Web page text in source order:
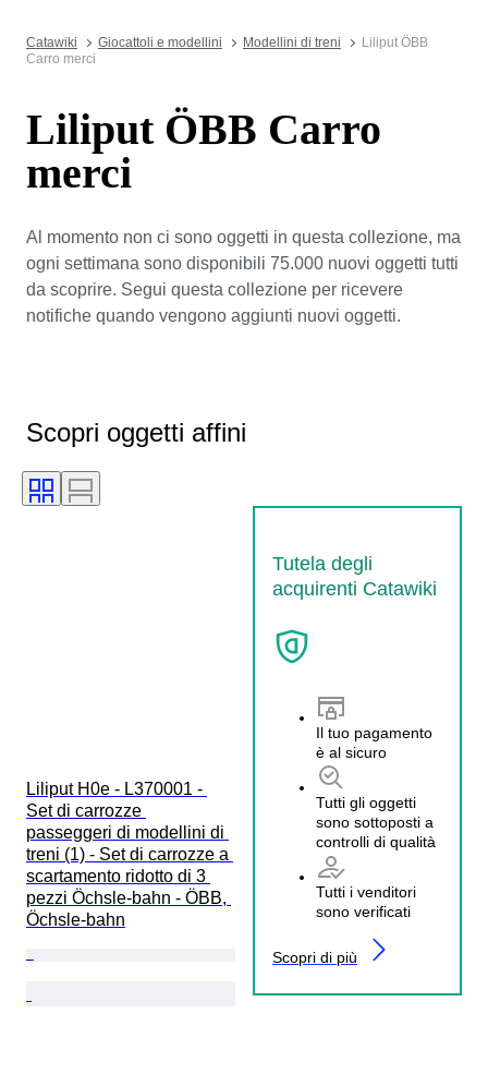
Catawiki Giocattoli e modellini Modellini di treni
Liliput ÖBB
Carro merci
Liliput ÖBB Carro
merci
Al momento non ci sono oggetti in questa collezione, ma
ogni settimana sono disponibili 75.000 nuovi oggetti tutti
da scoprire. Segui questa collezione per ricevere
notifiche quando vengono aggiunti nuovi oggetti.
Scopri oggetti affini
Tutela degli
acquirenti Catawiki
Il tuo pagamento
è al sicuro
Tutti gli oggetti
sono sottoposti a
controlli di qualità
Tutti i venditori
sono verificati
Scopri di più
Liliput H0e - L370001 -
Set di carrozze
passeggeri di modellini di
treni (1) - Set di carrozze a
scartamento ridotto di 3
pezzi Öchsle-bahn - ÖBB,
Öchsle-bahn